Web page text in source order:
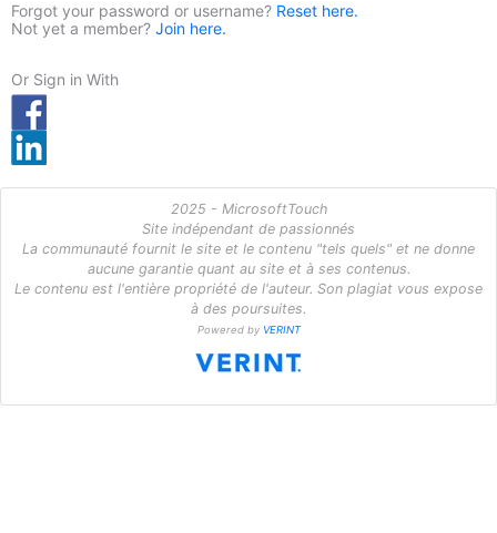
Forgot your password or username? Reset here.
Not yet a member? Join here.
Or Sign in With
2025 - MicrosoftTouch
Site indépendant de passionnés
La communauté fournit le site et le contenu "tels quels" et ne donne
aucune garantie quant au site et à ses contenus.
Le contenu est l'entière propriété de l'auteur. Son plagiat vous expose
à des poursuites.
Powered by VERINT